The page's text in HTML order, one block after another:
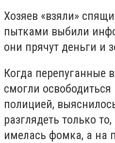
Хозяев «взяли»
пытками выбили
они прячут деньги и
Когда перепуганные
смогли
полицией,
разглядеть только
имелась фомка, а на